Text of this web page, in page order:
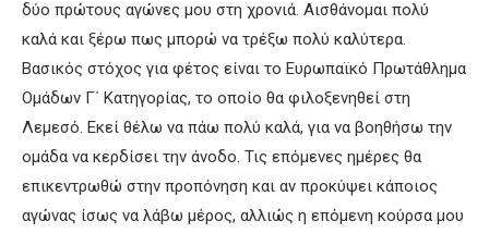
δύο πρώτους αγώνες μου στη χρονιά. Αισθάνομαι πολύ
καλά και ξέρω πως μπορώ να τρέξω πολύ καλύτερα.
Βασικός στόχος για φέτος είναι το Ευρωπαϊκό Πρωτάθλημα
Ομάδων Γ΄ Κατηγορίας, το οποίο θα φιλοξενηθεί στη
Λεμεσό. Εκεί θέλω να πάω πολύ καλά, για να βοηθήσω την
ομάδα να κερδίσει την άνοδο. Τις επόμενες ημέρες θα
επικεντρωθώ στην προπόνηση και αν προκύψει κάποιος
αγώνας ίσως να λάβω μέρος, αλλιώς η επόμενη κούρσα μου